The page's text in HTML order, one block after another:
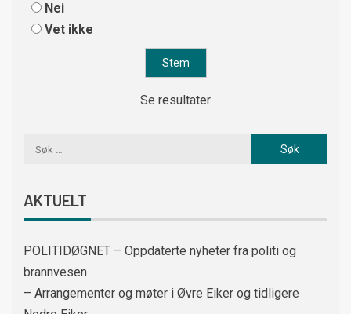
Nei
Vet ikke
Se resultater
AKTUELT
POLITIDØGNET – Oppdaterte nyheter fra politi og
brannvesen
– Arrangementer og møter i Øvre Eiker og tidligere